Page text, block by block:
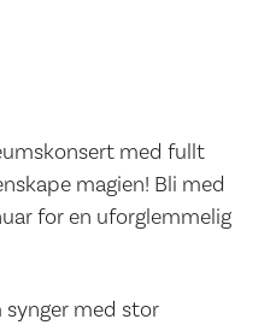
med fullt
magien! Bli med
for en uforglemmelig
synger med stor